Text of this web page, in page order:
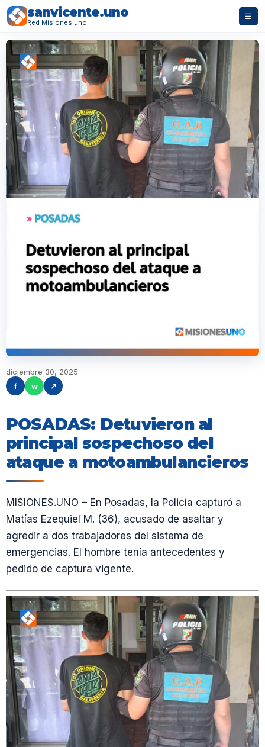
sanvicente.uno
Red Misiones.uno
☰
diciembre 30, 2025
f
w ↗
POSADAS: Detuvieron al
principal sospechoso del
ataque a motoambulancieros
MISIONES.UNO – En Posadas, la Policía capturó a
Matías Ezequiel M. (36), acusado de asaltar y
agredir a dos trabajadores del sistema de
emergencias. El hombre tenía antecedentes y
pedido de captura vigente.